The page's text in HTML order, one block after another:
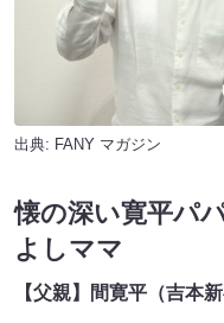
出典: FANY マガジン
懐の深い寛平パ
よしママ
【父親】間寛平（吉本新